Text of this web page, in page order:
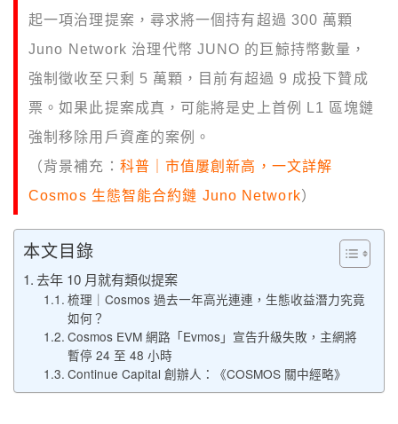
起一項治理提案，尋求將一個持有超過 300 萬顆
Juno Network 治理代幣 JUNO 的巨鯨持幣數量，
強制徵收至只剩 5 萬顆，目前有超過 9 成投下贊成
票。如果此提案成真，可能將是史上首例 L1 區塊鏈
強制移除用戶資產的案例。
（背景補充： 科普｜市值屢創新高，一文詳解
Cosmos 生態智能合約鏈 Juno Network）
本文目錄
去年 10 月就有類似提案
梳理｜Cosmos 過去一年高光連連，生態收益潛力究竟
如何？
Cosmos EVM 網路「Evmos」宣告升級失敗，主網將
暫停 24 至 48 小時
Continue Capital 創辦人：《COSMOS 關中經略》